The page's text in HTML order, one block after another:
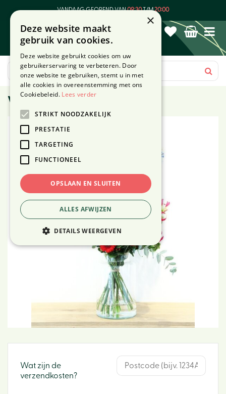
VANDAAG GEOPEND VAN09:30T/M20:00
Veldboeket met vaas XL
Wat zijn de
verzendkosten?
×
Deze website maakt
gebruik van cookies.
Deze website gebruikt cookies om uw
gebruikerservaring te verbeteren. Door
onze website te gebruiken, stemt u in met
alle cookies in overeenstemming met ons
Cookiebeleid. Lees verder
STRIKT NOODZAKELIJK
PRESTATIE
TARGETING
FUNCTIONEEL
OPSLAAN EN SLUITEN
ALLES AFWIJZEN
DETAILS WEERGEVEN